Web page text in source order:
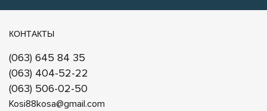
КОНТАКТЫ
(063) 645 84 35
(063) 404-52-22
(063) 506-02-50
Kosi88kosa@gmail.com